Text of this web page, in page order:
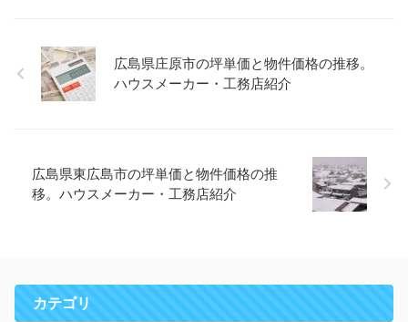
広島県庄原市の坪単価と物件価格の推移。
ハウスメーカー・工務店紹介
広島県東広島市の坪単価と物件価格の推
移。ハウスメーカー・工務店紹介
カテゴリ